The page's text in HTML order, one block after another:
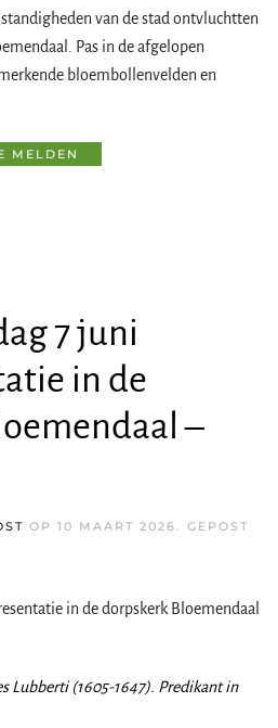
van de stad ontvluchtten
Pas in de afgelopen
bloembollenvelden en
MELDEN
7 juni
in de
–
OP 10 MAART 2026. GEPOST
in de dorpskerk Bloemendaal
Lubberti (1605-1647). Predikant in